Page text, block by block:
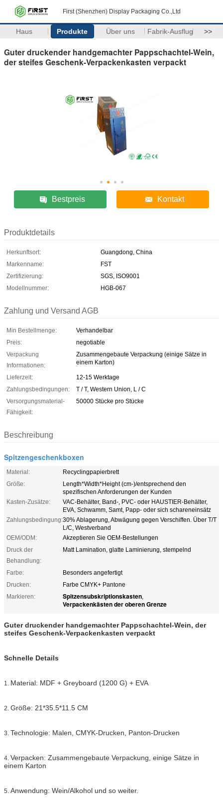
First (Shenzhen) Display Packaging Co.,Ltd
Haus Produkte Über uns Fabrik-Ausflug >>
Guter druckender handgemachter Pappschachtel-Wein,
der steifes Geschenk-Verpackenkasten verpackt
Bestpreis Kontakt
Produktdetails
Herkunftsort:
Guangdong, China
Markenname:
FST
Zertifizierung:
SGS, ISO9001
Modellnummer:
HGB-067
Zahlung und Versand AGB
Min Bestellmenge:
Verhandelbar
Preis:
negotiable
Verpackung
Informationen:
Zusammengebaute Verpackung (einige Sätze in
einem Karton)
Lieferzeit:
12-15 Werktage
Zahlungsbedingungen:
T / T, Western Union, L / C
Versorgungsmaterial-
Fähigkeit:
50000 Stücke pro Stücke
Beschreibung
Spitzengeschenkboxen
Material:
Recyclingpapierbrett
Größe:
Length*Width*Height (cm-)/entsprechend den
spezifischen Anforderungen der Kunden
Kasten-Zusätze:
VAC-Behälter, Band-, PVC- oder HAUSTIER-Behälter,
EVA, Schwamm, Samt, Papp- oder sich schareneinsätz
Zahlungsbedingung:30% Ablagerung, Abwägung gegen Verschiffen. Über T/T
L/C, Westverband
OEM/ODM:
Akzeptieren Sie OEM-Bestellungen
Druck der
Behandlung:
Matt Lamination, glatte Laminierung, stempelnd
Farbe:
Besonders angefertigt
Drucken:
Farbe CMYK+ Pantone
Markieren:
Spitzensubskriptionskasten,
Verpackenkästen der oberen Grenze
Guter druckender handgemachter Pappschachtel-Wein, der
steifes Geschenk-Verpackenkasten verpackt
Schnelle Details
1. Material: MDF + Greyboard (1200 G) + EVA
2. Größe: 21*35.5*11.5 CM
3. Technologie: Malen, CMYK-Drucken, Panton-Drucken
4. Verpacken: Zusammengebaute Verpackung, einige Sätze in
einem Karton
5. Anwendung: Wein/Alkohol und so weiter.